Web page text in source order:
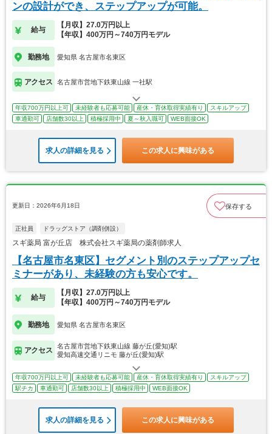
ンの設計ができ、ステップアップが可能。
給与
【月収】27.0万円以上
【年収】400万円～740万円モデル
勤務地 愛知県 名古屋市名東区
アクセス 名古屋市営地下鉄東山線 一社駅
年収700万円以上可 未経験者も応募可能 産休・育休取得実績有り
スキルアップ
車通勤可
店舗数30以上 積極採用中 夏～秋入職可 WEB面接OK
求人の詳細を見る この求人に興味がある
更新日：2026年6月18日 保存する
正社員 ドラッグストア（調剤併設）
スギ薬局 富が丘店 株式会社スギ薬局の薬剤師求人
【名古屋市名東区】セグメント別のステップアップセ
ミナーがあり、未経験の方も安心です。
給与
【月収】27.0万円以上
【年収】400万円～740万円モデル
勤務地 愛知県 名古屋市名東区
アクセス
名古屋市営地下鉄東山線 藤が丘(愛知)駅
愛知高速交通リニモ 藤が丘(愛知)駅
年収700万円以上可 未経験者も応募可能 産休・育休取得実績有り
スキルアップ
駅チカ
車通勤可 店舗数30以上 積極採用中 WEB面接OK
求人の詳細を見る この求人に興味がある